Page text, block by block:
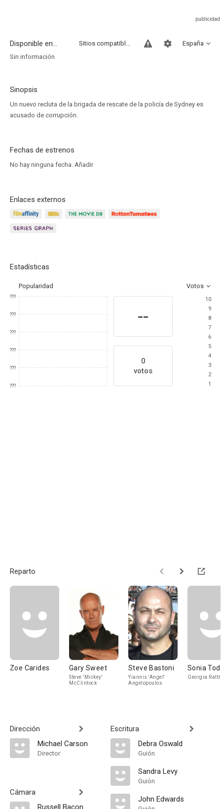
Disponible en... España
Sitios compatibles
Sin información
Sinopsis
Un nuevo recluta de la brigada de rescate de la policía de Sydney es
acusado de corrupción.
Fechas de estrenos
No hay ninguna fecha. Añadir
Enlaces externos
Estadísticas
Popularidad Votos
???
???
???
???
???
???
--
0
votos
10
9
8
7
6
5
4
3
2
1
Reparto
Zoe Carides Gary Sweet
Steve 'Mickey'
McClintock
Steve Bastoni
Yiannis 'Angel'
Angelopoulos
Sonia
Georgia
Dirección
Michael Carson
Director
Cámara
Russell Bacon
Escritura
Debra Oswald
Guión
Sandra Levy
Guión
John Edwards